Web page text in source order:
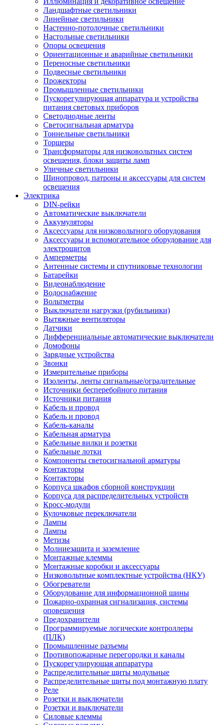
Ландшафтные светильники
Линейные светильники
Настенно-потолочные светильники
Настольные светильники
Опоры освещения
Ориентационные и аварийные светильники
Переносные светильники
Подвесные светильники
Прожекторы
Промышленные светильники
Пускорегулирующая аппаратура и устройства
питания световых приборов
Светодиодные ленты
Светосигнальная арматура
Тоннельные светильники
Торшеры
Трансформаторы для низковольтных систем
освещения, блоки защиты ламп
Уличные светильники
Шинопровод, патроны и аксессуары для систем
освещения
Электрика
DIN-рейки
Автоматические выключатели
Аккумуляторы
Аксессуары для низковольтного оборудования
Аксессуары и вспомогательное оборудование для
электрощитов
Амперметры
Антенные системы и спутниковые технологии
Батарейки
Видеонаблюдение
Водоснабжение
Вольтметры
Выключатели нагрузки (рубильники)
Вытяжные вентиляторы
Датчики
Дифференциальные автоматические выключатели
Домофоны
Зарядные устройства
Звонки
Измерительные приборы
Изоленты, ленты сигнальные/оградительные
Источники бесперебойного питания
Источники питания
Кабель и провод
Кабель и провод
Кабель-каналы
Кабельная арматура
Кабельные вилки и розетки
Кабельные лотки
Компоненты светосигнальной арматуры
Контакторы
Контакторы
Корпуса шкафов сборной конструкции
Корпуса для распределительных устройств
Кросс-модули
Кулочковые переключатели
Лампы
Лампы
Метизы
Молниезащита и заземление
Монтажные клеммы
Монтажные коробки и аксессуары
Низковольтные комплектные устройства (НКУ)
Обогреватели
Оборудование для информационной шины
Пожарно-охранная сигнализация, системы
оповещения
Предохранители
Программируемые логические контроллеры
(ПЛК)
Промышленные разъемы
Противопожарные перегородки и каналы
Пускорегулирующая аппаратура
Распределительные щиты модульные
Распределительные щиты под монтажную плату
Реле
Розетки и выключатели
Розетки и выключатели
Силовые клеммы